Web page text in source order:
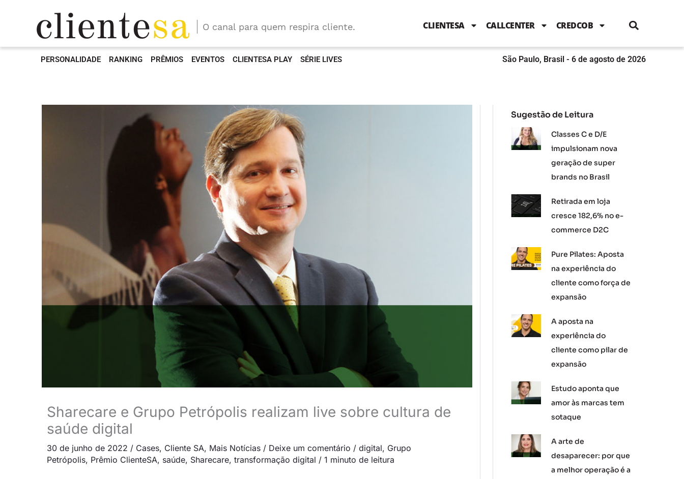
b
o
k
t
e
b
n
g
a
m
O canal para quem respira cliente. CLIENTESA CALLCENTER CREDCOB
PERSONALIDADE RANKING PRÊMIOS EVENTOS CLIENTESA PLAY SÉRIE LIVES São Paulo, Brasil - 6 de agosto de 2026
Sharecare e Grupo Petrópolis realizam live sobre cultura de
saúde digital
30 de junho de 2022 / Cases, Cliente SA, Mais Notícias / Deixe um comentário / digital, Grupo
Petrópolis, Prêmio ClienteSA, saúde, Sharecare, transformação digital / 1 minuto de leitura
Sugestão de Leitura
Classes C e D/E
impulsionam nova
geração de super
brands no Brasil
Retirada em loja
cresce 182,6% no e-
commerce D2C
Pure Pilates: Aposta
na experiência do
cliente como força de
expansão
A aposta na
experiência do
cliente como pilar de
expansão
Estudo aponta que
amor às marcas tem
sotaque
A arte de
desaparecer: por que
a melhor operação é a